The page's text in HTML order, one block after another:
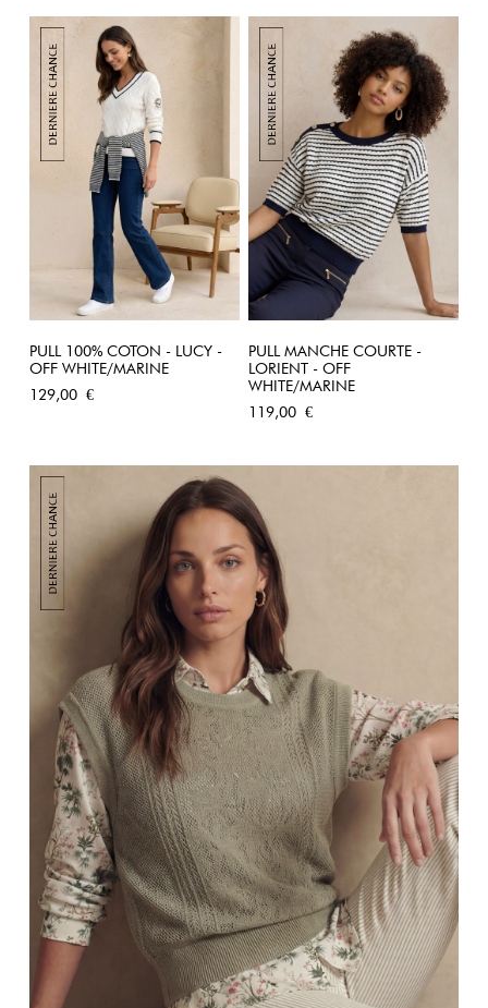
PULL 100% COTON - LUCY -
OFF WHITE/MARINE
Prix
129,00 €
PULL MANCHE COURTE -
LORIENT - OFF
WHITE/MARINE
Prix
119,00 €